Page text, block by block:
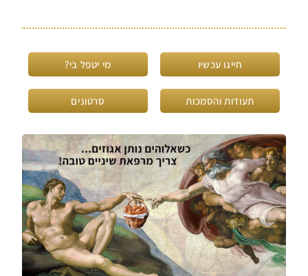
חייגו עכשיו מי יטפל בי?
תעודות והסמכות סרטונים